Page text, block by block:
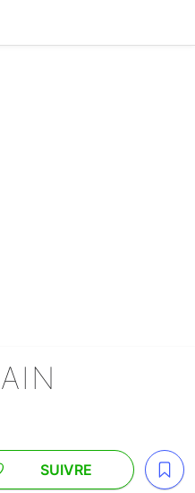
SUIVRE